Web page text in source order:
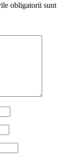
obligatorii sunt